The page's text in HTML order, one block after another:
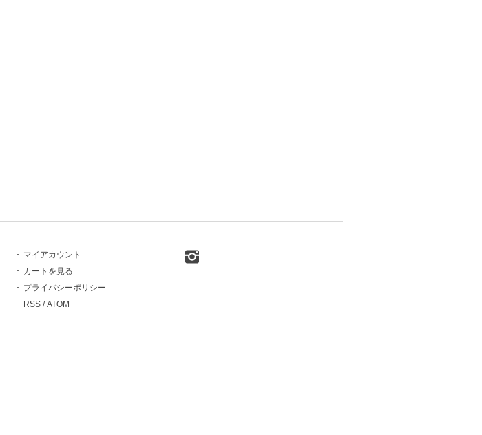
マイアカウント
カートを見る
プライバシーポリシー
RSS /ATOM